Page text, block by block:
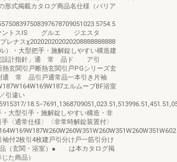
式掲載カタログ商品名仕様（バリア
ントスIS グルエ ジエスタ
スχ202020202020208888888888
・大型把手・施解錠しやすい構造建
宅設計指針」通 常 品ド ア引
熱玄関引戸断熱玄関引戸PGシリーズ玄
通 常 品引戸通常品一本引き片袖
エルムーブBF浴室
引違い
大型引手・施解錠しやすい構造・非
〈通常仕様〉〈非常時解錠装置付〉
付2枚引4枚建戸引分け戸一筋引分け
品（玄関・浴室）● は本カタログ掲
た商品）